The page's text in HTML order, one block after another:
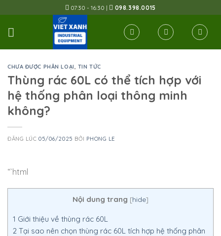
to
content
07:30 - 16:30 | 098.398.0015
CHƯA ĐƯỢC PHÂN LOẠI, TIN TỨC
Thùng rác 60L có thể tích hợp với
hệ thống phân loại thông minh
không?
ĐĂNG LÚC05/06/2025 BỞI PHONG LE
“`html
Nội dung trang [hide]
1 Giới thiệu về thùng rác 60L
2 Tại sao nên chọn thùng rác 60L tích hợp hệ thống phân